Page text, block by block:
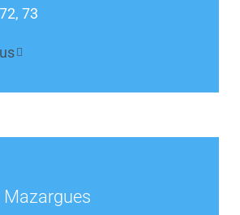
73
Mazargues